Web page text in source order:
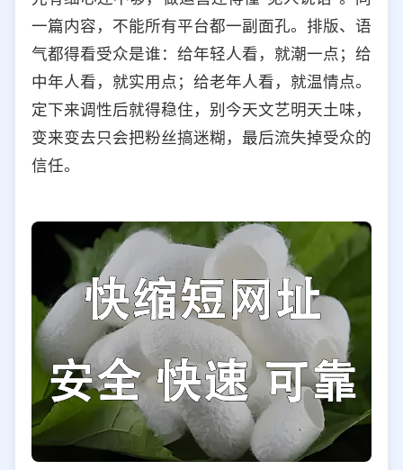
一篇内容，不能所有平台都一副面孔。排版、语
气都得看受众是谁：给年轻人看，就潮一点；给
中年人看，就实用点；给老年人看，就温情点。
定下来调性后就得稳住，别今天文艺明天土味，
变来变去只会把粉丝搞迷糊，最后流失掉受众的
信任。